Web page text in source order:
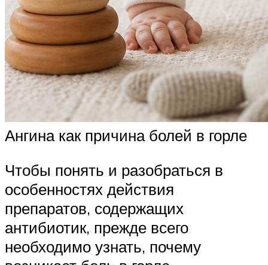
Ангина как причина болей в горле
Чтобы понять и разобраться в
особенностях действия
препаратов, содержащих
антибиотик, прежде всего
необходимо узнать, почему